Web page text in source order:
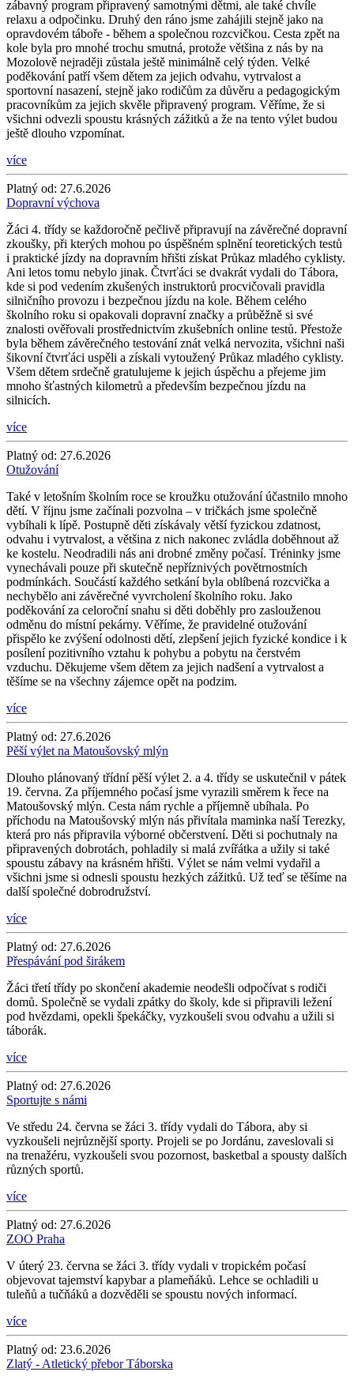
zábavný program připravený samotnými dětmi, ale také chvíle
relaxu a odpočinku. Druhý den ráno jsme zahájili stejně jako na
opravdovém táboře - během a společnou rozcvičkou. Cesta zpět na
kole byla pro mnohé trochu smutná, protože většina z nás by na
Mozolově nejraději zůstala ještě minimálně celý týden. Velké
poděkování patří všem dětem za jejich odvahu, vytrvalost a
sportovní nasazení, stejně jako rodičům za důvěru a pedagogickým
pracovníkům za jejich skvěle připravený program. Věříme, že si
všichni odvezli spoustu krásných zážitků a že na tento výlet budou
ještě dlouho vzpomínat.
více
Platný od: 27.6.2026
Dopravní výchova
Žáci 4. třídy se každoročně pečlivě připravují na závěrečné dopravní
zkoušky, při kterých mohou po úspěšném splnění teoretických testů
i praktické jízdy na dopravním hřišti získat Průkaz mladého cyklisty.
Ani letos tomu nebylo jinak. Čtvrťáci se dvakrát vydali do Tábora,
kde si pod vedením zkušených instruktorů procvičovali pravidla
silničního provozu i bezpečnou jízdu na kole. Během celého
školního roku si opakovali dopravní značky a průběžně si své
znalosti ověřovali prostřednictvím zkušebních online testů. Přestože
byla během závěrečného testování znát velká nervozita, všichni naši
šikovní čtvrťáci uspěli a získali vytoužený Průkaz mladého cyklisty.
Všem dětem srdečně gratulujeme k jejich úspěchu a přejeme jim
mnoho šťastných kilometrů a především bezpečnou jízdu na
silnicích.
více
Platný od: 27.6.2026
Otužování
Také v letošním školním roce se kroužku otužování účastnilo mnoho
dětí. V říjnu jsme začínali pozvolna – v tričkách jsme společně
vybíhali k lípě. Postupně děti získávaly větší fyzickou zdatnost,
odvahu i vytrvalost, a většina z nich nakonec zvládla doběhnout až
ke kostelu. Neodradili nás ani drobné změny počasí. Tréninky jsme
vynechávali pouze při skutečně nepříznivých povětrnostních
podmínkách. Součástí každého setkání byla oblíbená rozcvička a
nechybělo ani závěrečné vyvrcholení školního roku. Jako
poděkování za celoroční snahu si děti doběhly pro zaslouženou
odměnu do místní pekárny. Věříme, že pravidelné otužování
přispělo ke zvýšení odolnosti dětí, zlepšení jejich fyzické kondice i k
posílení pozitivního vztahu k pohybu a pobytu na čerstvém
vzduchu. Děkujeme všem dětem za jejich nadšení a vytrvalost a
těšíme se na všechny zájemce opět na podzim.
více
Platný od: 27.6.2026
Pěší výlet na Matoušovský mlýn
Dlouho plánovaný třídní pěší výlet 2. a 4. třídy se uskutečnil v pátek
19. června. Za příjemného počasí jsme vyrazili směrem k řece na
Matoušovský mlýn. Cesta nám rychle a příjemně ubíhala. Po
příchodu na Matoušovský mlýn nás přivítala maminka naší Terezky,
která pro nás připravila výborné občerstvení. Děti si pochutnaly na
připravených dobrotách, pohladily si malá zvířátka a užily si také
spoustu zábavy na krásném hřišti. Výlet se nám velmi vydařil a
všichni jsme si odnesli spoustu hezkých zážitků. Už teď se těšíme na
další společné dobrodružství.
více
Platný od: 27.6.2026
Přespávání pod širákem
Žáci třetí třídy po skončení akademie neodešli odpočívat s rodiči
domů. Společně se vydali zpátky do školy, kde si připravili ležení
pod hvězdami, opekli špekáčky, vyzkoušeli svou odvahu a užili si
táborák.
více
Platný od: 27.6.2026
Sportujte s námi
Ve středu 24. června se žáci 3. třídy vydali do Tábora, aby si
vyzkoušeli nejrůznější sporty. Projeli se po Jordánu, zaveslovali si
na trenažéru, vyzkoušeli svou pozornost, basketbal a spousty dalších
různých sportů.
více
Platný od: 27.6.2026
ZOO Praha
V úterý 23. června se žáci 3. třídy vydali v tropickém počasí
objevovat tajemství kapybar a plameňáků. Lehce se ochladili u
tuleňů a tučňáků a dozvěděli se spoustu nových informací.
více
Platný od: 23.6.2026
Zlatý - Atletický přebor Táborska